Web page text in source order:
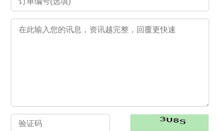
行销合作
经销洽询